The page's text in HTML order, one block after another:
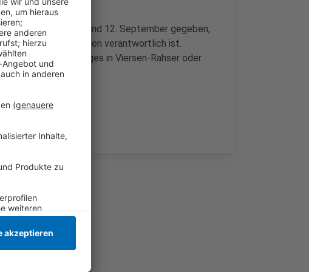
zwischen dem 10. und 12. September gegeben,
die Beschädigungen verantwortlich ist.
etwas verdächtiges in Viersen-Rahser oder
melden.